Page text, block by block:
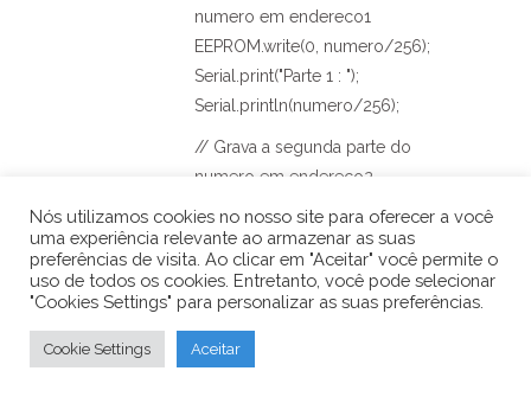
numero em endereco1
EEPROM.write(0, numero/256);
Serial.print("Parte 1 : ");
Serial.println(numero/256);
// Grava a segunda parte do
numero em endereco2
EEPROM.write(1, numero%256);
Serial.print("Parte 2 : ");
Serial.println(numero%256);
delay(2000);
// Leitura
Nós utilizamos cookies no nosso site para oferecer a você
uma experiência relevante ao armazenar as suas
preferências de visita. Ao clicar em "Aceitar" você permite o
uso de todos os cookies. Entretanto, você pode selecionar
"Cookies Settings" para personalizar as suas preferências.
Cookie Settings Aceitar